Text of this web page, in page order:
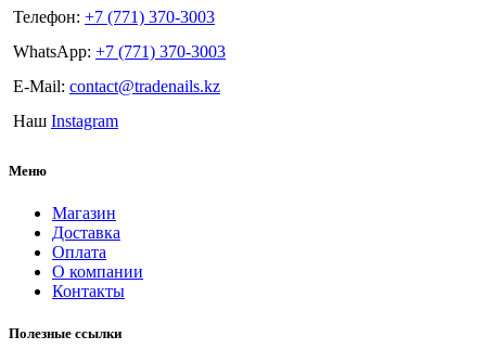
Телефон: +7 (771) 370-3003
WhatsApp: +7 (771) 370-3003
E-Mail: contact@tradenails.kz
Наш Instagram
Меню
Магазин
Доставка
Оплата
О компании
Контакты
Полезные ссылки